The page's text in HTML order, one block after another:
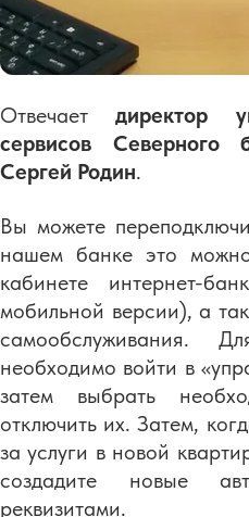
Отвечаетдиректор
сервисов
Сергей Родин.
Вы можете
нашем банке это
кабинете интернет-
мобильной версии), а
самообслуживания.
необходимо войти в
затем выбрать
отключить их. Затем,
за услуги в новой
создадите новые
реквизитами.